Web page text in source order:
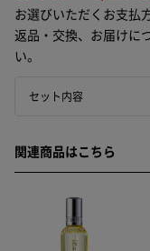
お選びいただくお支払
返品・交換、お届けに
い。
セット内容
関連商品はこちら